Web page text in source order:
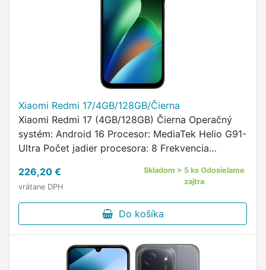
Xiaomi Redmi 17/4GB/128GB/Čierna
Xiaomi Redmi 17 (4GB/128GB) Čierna Operačný
systém: Android 16 Procesor: MediaTek Helio G91-
Ultra Počet jadier procesora: 8 Frekvencia
GB Veľkosť RAM [GB]: …
226,20 €
vrátane DPH
Skladom > 5 ks Odosielame
zajtra
Do košíka